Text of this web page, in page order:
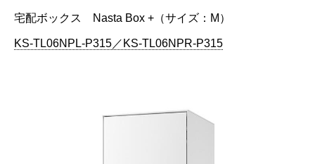
宅配ボックス Nasta Box +（サイズ：M）
KS-TL06NPL-P315／KS-TL06NPR-P315